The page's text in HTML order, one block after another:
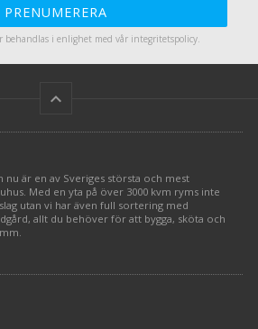
PRENUMERERA
behandlas i enlighet med vår integritetspolicy.
keyboard_arrow_up
nu är en av Sveriges största och mest
Med en yta på över 3000 kvm ryms inte
utan vi har även full sortering med
allt du behöver för att bygga, sköta och